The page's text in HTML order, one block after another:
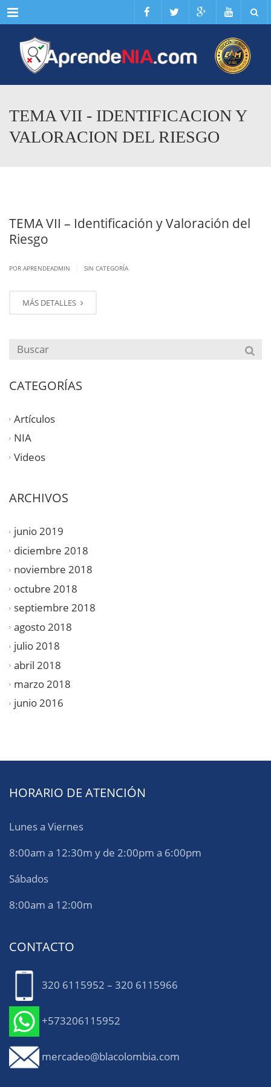
Menu
TEMA VII - IDENTIFICACION Y
VALORACION DEL RIESGO
TEMA VII – Identificación y Valoración del
Riesgo
POR APRENDEADMIN SIN CATEGORÍA
MÁS DETALLES
CATEGORÍAS
Artículos
NIA
Videos
ARCHIVOS
junio 2019
diciembre 2018
noviembre 2018
octubre 2018
septiembre 2018
agosto 2018
julio 2018
abril 2018
marzo 2018
junio 2016
HORARIO DE ATENCIÓN
Lunes a Viernes
8:00am a 12:30m y de 2:00pm a 6:00pm
Sábados
8:00am a 12:00m
CONTACTO
320 6115952 – 320 6115966
+573206115952
mercadeo@blacolombia.com